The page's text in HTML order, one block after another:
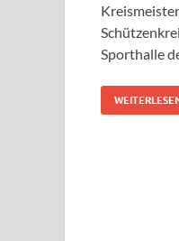
Sporthalle